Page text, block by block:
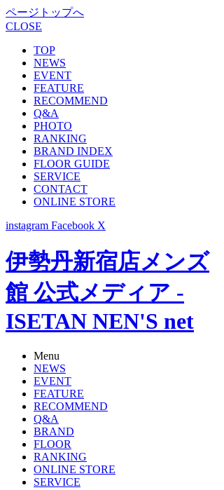
ページトップへ
CLOSE
TOP
NEWS
EVENT
FEATURE
RECOMMEND
Q&A
PHOTO
RANKING
BRAND INDEX
FLOOR GUIDE
SERVICE
CONTACT
ONLINE STORE
instagram Facebook X
伊勢丹新宿店メンズ
館 公式メディア -
ISETAN NEN'S net
Menu
NEWS
EVENT
FEATURE
RECOMMEND
Q&A
BRAND
FLOOR
RANKING
ONLINE STORE
SERVICE